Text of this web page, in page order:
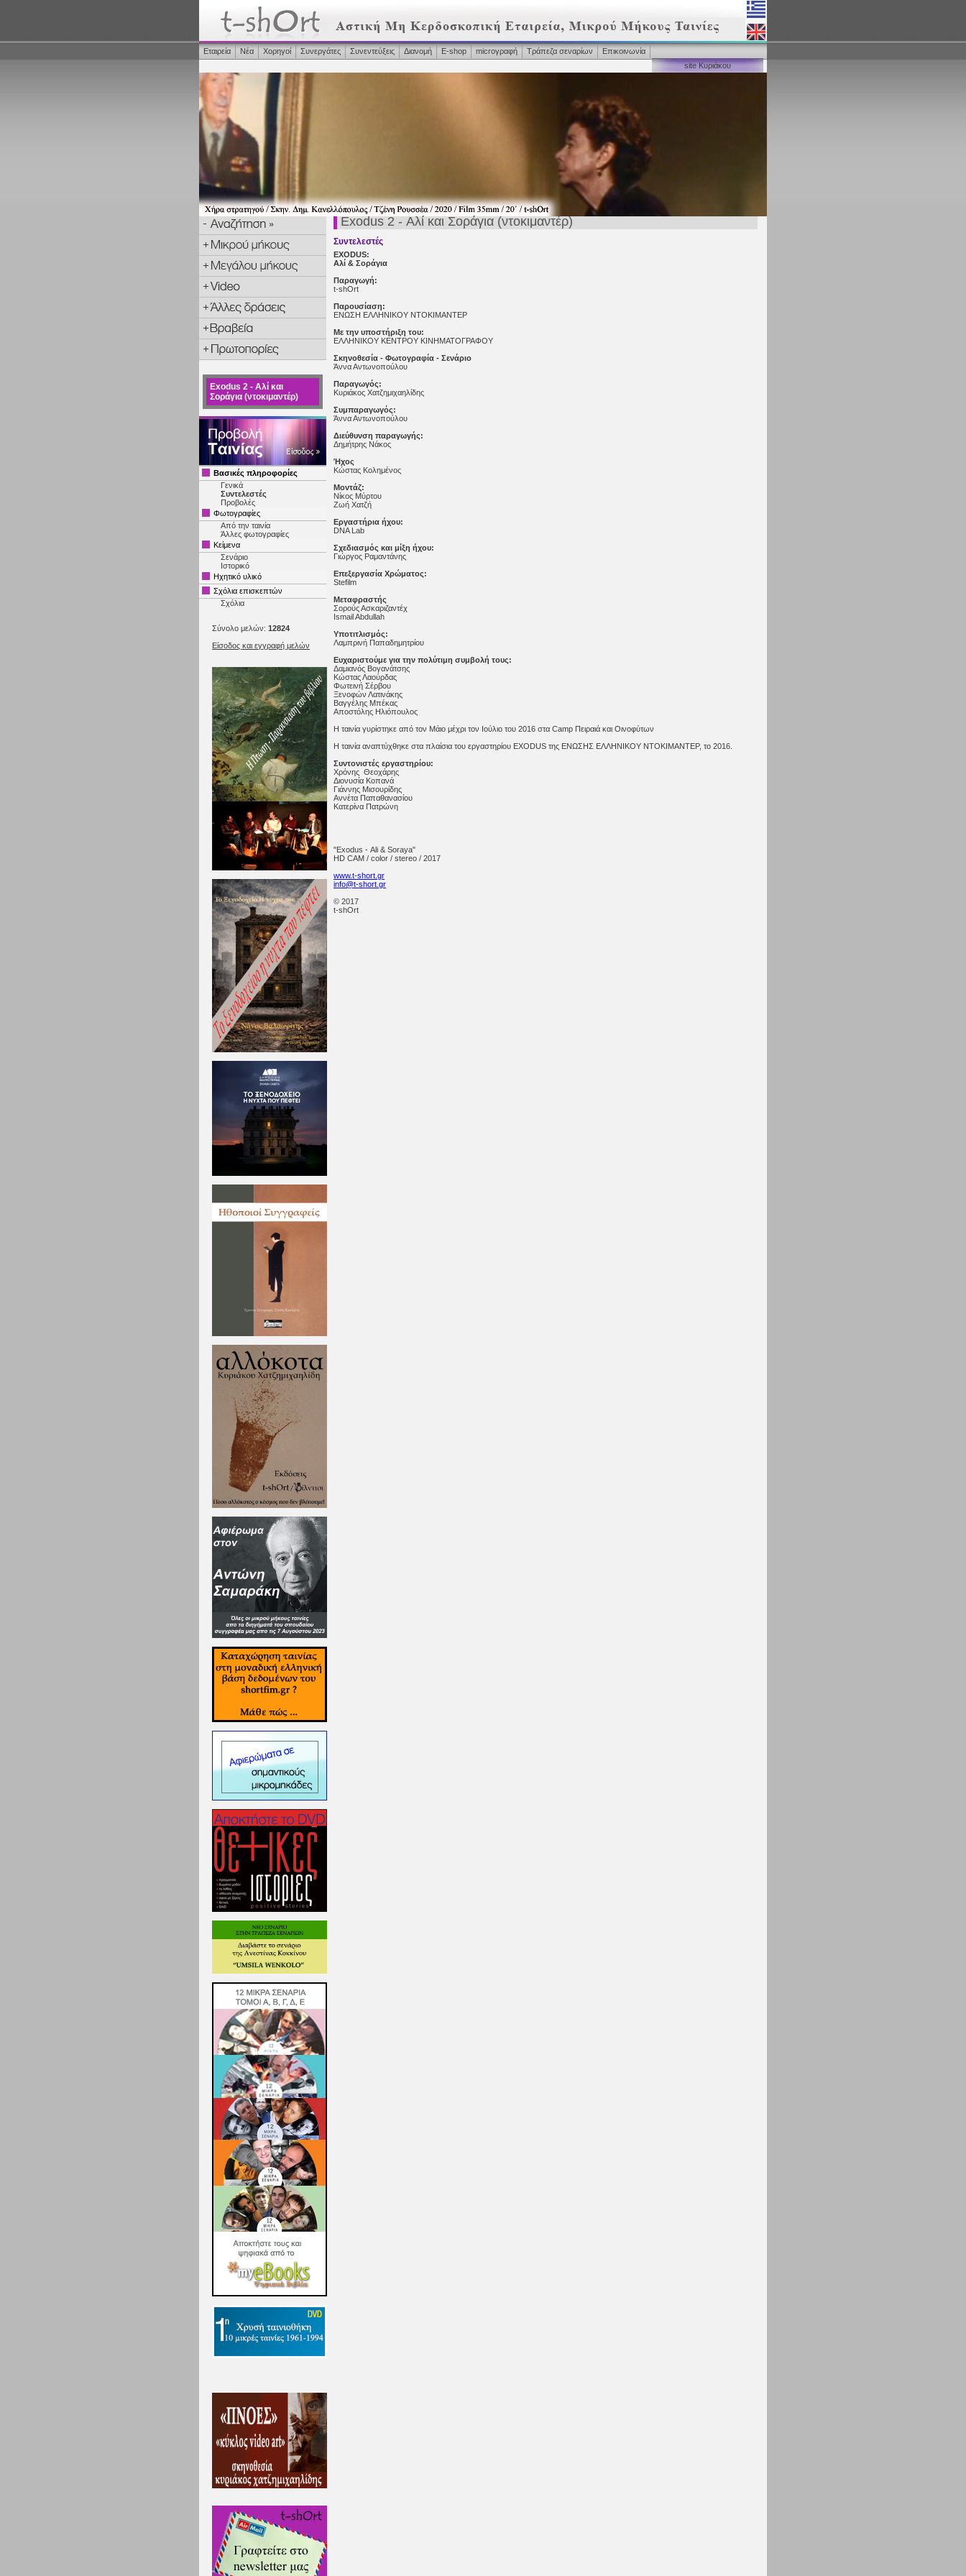
Εταιρεία Νέα Χορηγοί Συνεργάτες Συνεντεύξεις Διανομή Ε-shop microγραφή Τράπεζα σεναρίων
Επικοινωνία
site Κυριάκου
Exodus 2 - Αλί και
Σοράγια (ντοκιμαντέρ)
Βασικές πληροφορίες
Γενικά
Συντελεστές
Προβολές
Φωτογραφίες
Από την ταινία
Άλλες φωτογραφίες
Κείμενα
Σενάριο
Ιστορικό
Ηχητικό υλικό
Σχόλια επισκεπτών
Σχόλια
Σύνολο μελών: 12824
Είσοδος και εγγραφή μελών
Exodus 2 - Αλί και Σοράγια (ντοκιμαντέρ)
Συντελεστές
EXODUS:
Αλί & Σοράγια
Παραγωγή:
t-shOrt
Παρουσίαση:
ΕΝΩΣΗ ΕΛΛΗΝΙΚΟΥ ΝΤΟΚΙΜΑΝΤΕΡ
Με την υποστήριξη του:
ΕΛΛΗΝΙΚΟΥ ΚΕΝΤΡΟΥ ΚΙΝΗΜΑΤΟΓΡΑΦΟΥ
Σκηνοθεσία - Φωτογραφία - Σενάριο
Άννα Αντωνοπούλου
Παραγωγός:
Κυριάκος Χατζημιχαηλίδης
Συμπαραγωγός:
Άννα Αντωνοπούλου
Διεύθυνση παραγωγής:
Δημήτρης Νάκος
Ήχος
Κώστας Κολημένος
Μοντάζ:
Νίκος Μύρτου
Ζωή Χατζή
Εργαστήρια ήχου:
DNA Lab
Σχεδιασμός και μίξη ήχου:
Γιώργος Ραμαντάνης
Επεξεργασία Χρώματος:
Stefilm
Μεταφραστής
Σορούς Ασκαριζαντέχ
Ismail Abdullah
Υποτιτλισμός:
Λαμπρινή Παπαδημητρίου
Ευχαριστούμε για την πολύτιμη συμβολή τους:
Δαμιανός Βογανάτσης
Κώστας Λαούρδας
Φωτεινή Σέρβου
Ξενοφών Λατινάκης
Βαγγέλης Μπέκας
Αποστόλης Ηλιόπουλος
Η ταινία γυρίστηκε από τον Μάιο μέχρι τον Ιούλιο του 2016 στα Camp Πειραιά και Οινοφύτων
Η ταινία αναπτύχθηκε στα πλαίσια του εργαστηρίου EXODUS της ΕΝΩΣΗΣ ΕΛΛΗΝΙΚΟΥ ΝΤΟΚΙΜΑΝΤΕΡ, το 2016.
Συντονιστές εργαστηρίου:
Χρόνης Θεοχάρης
Διονυσία Κοπανά
Γιάννης Μισουρίδης
Αννέτα Παπαθανασίου
Κατερίνα Πατρώνη
"Exodus - Ali & Soraya"
HD CAM / color / stereo / 2017
www.t-short.gr
info@t-short.gr
© 2017
t-shOrt